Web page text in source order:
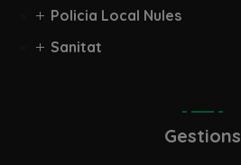
Policia Local Nules
Sanitat
Gestions